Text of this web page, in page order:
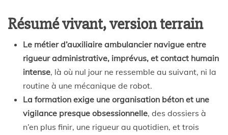
Résumé vivant, version terrain
Le métier d’auxiliaire ambulancier navigue entre
rigueur administrative, imprévus, et contact humain
intense, là où nul jour ne ressemble au suivant, ni la
routine à une mécanique de robot.
La formation exige une organisation béton et une
vigilance presque obsessionnelle, des dossiers à
n’en plus finir, une rigueur au quotidien, et trois